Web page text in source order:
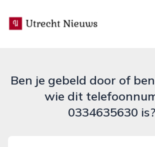
utrecht-nieuws.nl
Ben je gebeld door of
wie dit
0334635630 is?